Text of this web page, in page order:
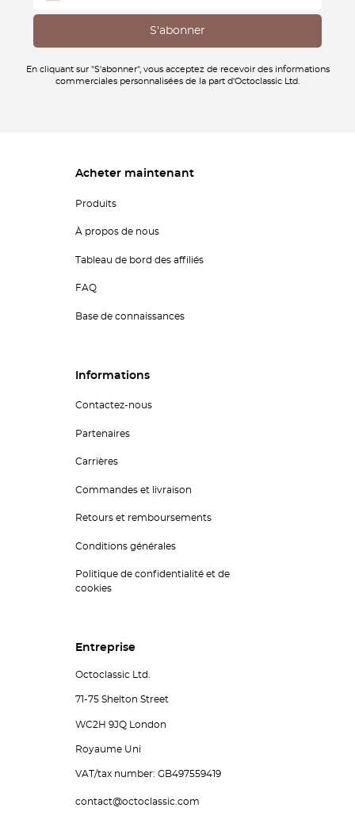
En cliquant sur "S'abonner", vous acceptez de recevoir des informations
commerciales personnalisées de la part d'Octoclassic Ltd.
Acheter maintenant
Produits
À propos de nous
Tableau de bord des affiliés
FAQ
Base de connaissances
Informations
Contactez-nous
Partenaires
Carrières
Commandes et livraison
Retours et remboursements
Conditions générales
Politique de confidentialité et de
cookies
Entreprise
Octoclassic Ltd.
71-75 Shelton Street
WC2H 9JQ London
Royaume Uni
VAT/tax number: GB497559419
contact@octoclassic.com